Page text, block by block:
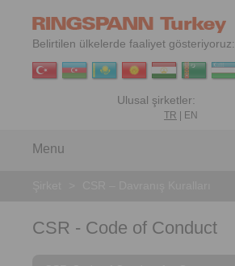
Belirtilen ülkelerde faaliyet gösteriyoruz:
TR EN
Menu
CSR - Code of Conduct